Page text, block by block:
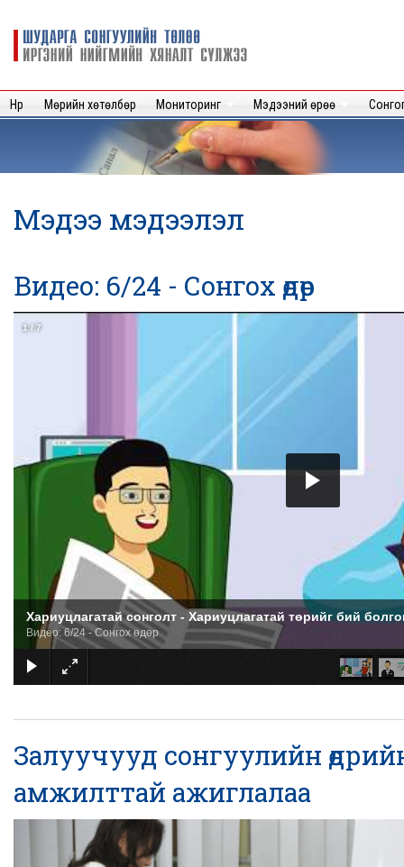
Шударга
сонгуулийн
нийгмийн
хяналт
Нүүр Мөрийн хөтөлбөр Мониторинг Мэдээний өрөө
Мэдээ мэдээлэл
Видео: 6/24 - Сонгох өдөр
Хариуцлагатай сонголт - Хариуцлагатай төрийг бий
Видео: 6/24 - Сонгох өдөр
1 / 7
Залуучууд сонгуулийн
амжилттай ажиглалаа